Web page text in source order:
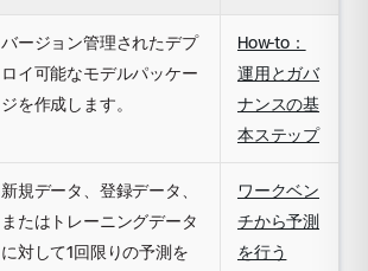
バージョン管理されたデプ
ロイ可能なモデルパッケー
ジを作成します。
How-to：
運用とガバ
ナンスの基
本ステップ
新規データ、登録データ、
またはトレーニングデータ
に対して1回限りの予測を
ワークベン
チから予測
を行う